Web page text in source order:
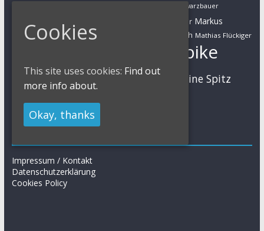
Luca Schwarzbauer
Markus Bauer Markus
Kaufmann Markus Schulte-Lünzum Martin Gluth Mathias Flückiger
Mountainbike
MTB
Nino Schurter Sabine Spitz
Impressum / Kontakt
Datenschutzerklärung
Cookies Policy
Cookies
This site uses cookies: Find out
more info about.
Okay, thanks